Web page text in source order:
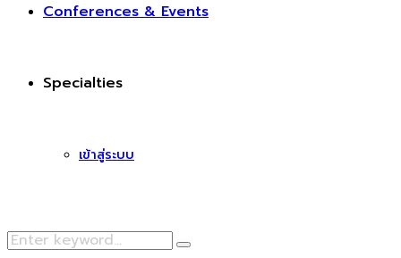
Conferences & Events
Specialties
เข้าสู่ระบบ
Search
Search